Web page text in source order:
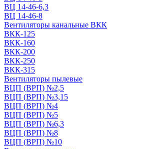
ВЦ 14-46-6,3
ВЦ 14-46-8
Вентиляторы канальные ВКК
ВКК-125
ВКК-160
ВКК-200
ВКК-250
ВКК-315
Вентиляторы пылевые
ВЦП (ВРП) №2,5
ВЦП (ВРП) №3,15
ВЦП (ВРП) №4
ВЦП (ВРП) №5
ВЦП (ВРП) №6,3
ВЦП (ВРП) №8
ВЦП (ВРП) №10